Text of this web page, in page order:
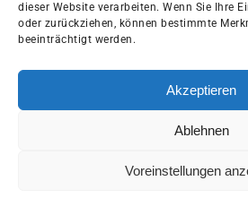
dieser Website verarbeiten. Wenn Sie Ihre
oder zurückziehen, können bestimmte
beeinträchtigt werden.
Akzeptieren
Ablehnen
Voreinstellungen
AGB
© 2024 - 2026 | Schweizer Wohnkonzept